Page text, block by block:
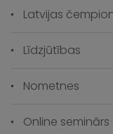
Latvijas
Līdzjūtības
Nometnes
Online seminārs